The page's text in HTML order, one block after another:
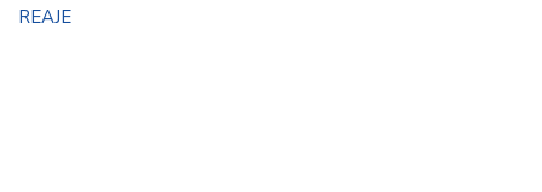
REAJE